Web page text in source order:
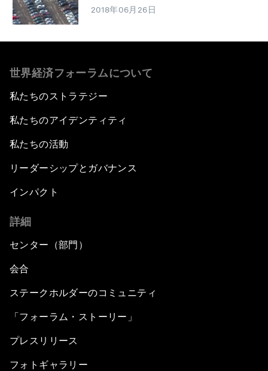
2018年06月26日
世界経済フォーラムについて
私たちのストラテジー
私たちのアイデンティティ
私たちの活動
リーダーシップとガバナンス
インパクト
詳細
センター（部門）
会合
ステークホルダーのコミュニティ
「フォーラム・ストーリー」
プレスリリース
フォトギャラリー